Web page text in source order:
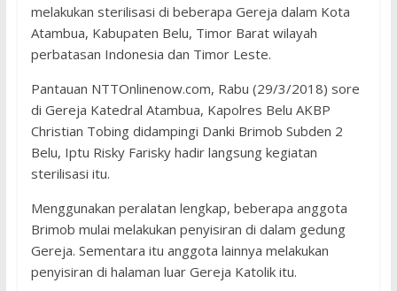
melakukan sterilisasi di beberapa Gereja dalam Kota
Atambua, Kabupaten Belu, Timor Barat wilayah
perbatasan Indonesia dan Timor Leste.
Pantauan NTTOnlinenow.com, Rabu (29/3/2018) sore
di Gereja Katedral Atambua, Kapolres Belu AKBP
Christian Tobing didampingi Danki Brimob Subden 2
Belu, Iptu Risky Farisky hadir langsung kegiatan
sterilisasi itu.
Menggunakan peralatan lengkap, beberapa anggota
Brimob mulai melakukan penyisiran di dalam gedung
Gereja. Sementara itu anggota lainnya melakukan
penyisiran di halaman luar Gereja Katolik itu.